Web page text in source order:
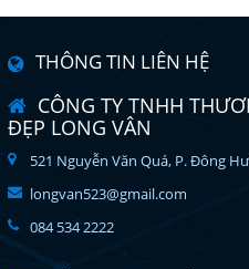
THÔNG TIN LIÊN HỆ
CÔNG TY TNHH
ĐẸP LONG VÂN
521 Nguyễn Văn Quá, P. Đông
longvan523@gmail.com
084 534 2222